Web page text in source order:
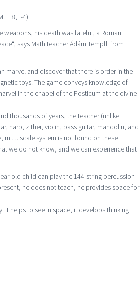
18,1-4)
his death was fateful, a Roman
says Math teacher Ádám Tempfli from
marvel and discover that there is order in the
toys. The game conveys knowledge of
in the chapel of the Posticum at the divine
thousands of years, the teacher (unlike
harp, zither, violin, bass guitar, mandolin, and
mi… scale system is not found on these
we do not know, and we can experience that
old child can play the 144-string percussion
he does not teach, he provides space for
It helps to see in space, it develops thinking